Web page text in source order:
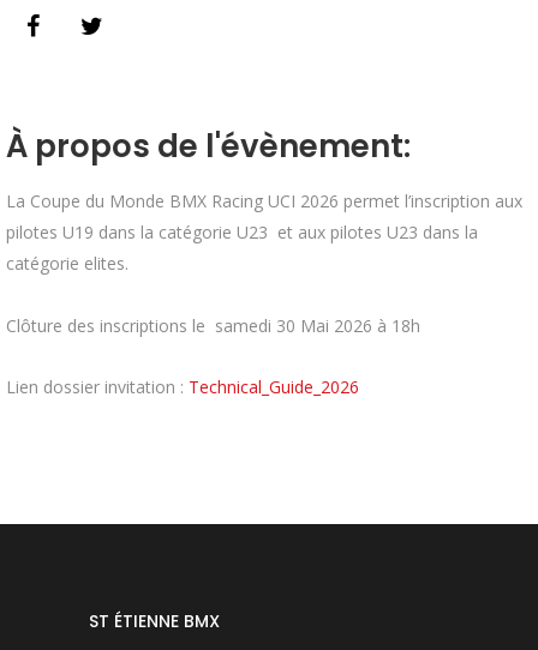
À propos de l'évènement:
La Coupe du Monde BMX Racing UCI 2026 permet l’inscription aux
pilotes U19 dans la catégorie U23 et aux pilotes U23 dans la
catégorie elites.
Clôture des inscriptions le samedi 30 Mai 2026 à 18h
Lien dossier invitation : Technical_Guide_2026
ST ÉTIENNE BMX